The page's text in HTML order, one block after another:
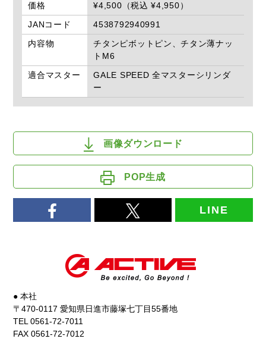
価格
¥4,500（税込 ¥4,950）
JANコード
4538792940991
内容物
チタンピボットピン、チタン薄ナッ
トM6
適合マスター
GALE SPEED 全マスターシリンダ
ー
画像ダウンロード
POP生成
LINE
● 本社
〒470-0117 愛知県日進市藤塚七丁目55番地
TEL 0561-72-7011
FAX 0561-72-7012